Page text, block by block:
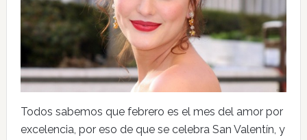
Todos sabemos que febrero es el mes del amor por
excelencia, por eso de que se celebra San Valentín, y